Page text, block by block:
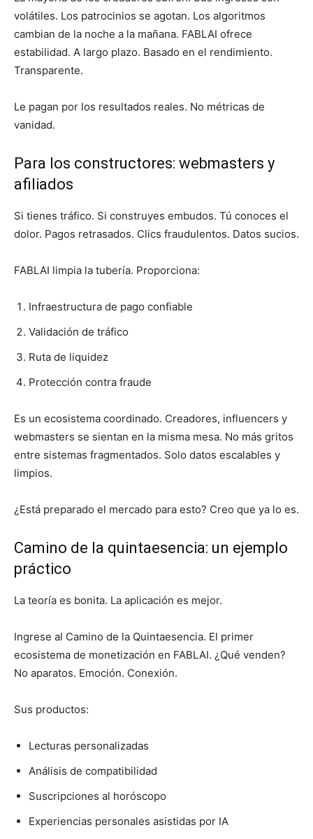
volátiles. Los patrocinios se agotan. Los algoritmos
cambian de la noche a la mañana. FABLAI ofrece
estabilidad. A largo plazo. Basado en el rendimiento.
Transparente.
Le pagan por los resultados reales. No métricas de
vanidad.
Para los constructores: webmasters y
afiliados
Si tienes tráfico. Si construyes embudos. Tú conoces el
dolor. Pagos retrasados. Clics fraudulentos. Datos sucios.
FABLAI limpia la tubería. Proporciona:
Infraestructura de pago confiable
Validación de tráfico
Ruta de liquidez
Protección contra fraude
Es un ecosistema coordinado. Creadores, influencers y
webmasters se sientan en la misma mesa. No más gritos
entre sistemas fragmentados. Solo datos escalables y
limpios.
¿Está preparado el mercado para esto? Creo que ya lo es.
Camino de la quintaesencia: un ejemplo
práctico
La teoría es bonita. La aplicación es mejor.
Ingrese al Camino de la Quintaesencia. El primer
ecosistema de monetización en FABLAI. ¿Qué venden?
No aparatos. Emoción. Conexión.
Sus productos:
Lecturas personalizadas
Análisis de compatibilidad
Suscripciones al horóscopo
Experiencias personales asistidas por IA